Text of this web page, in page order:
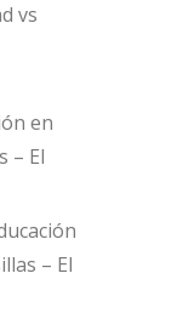
vs
en
– El
– El